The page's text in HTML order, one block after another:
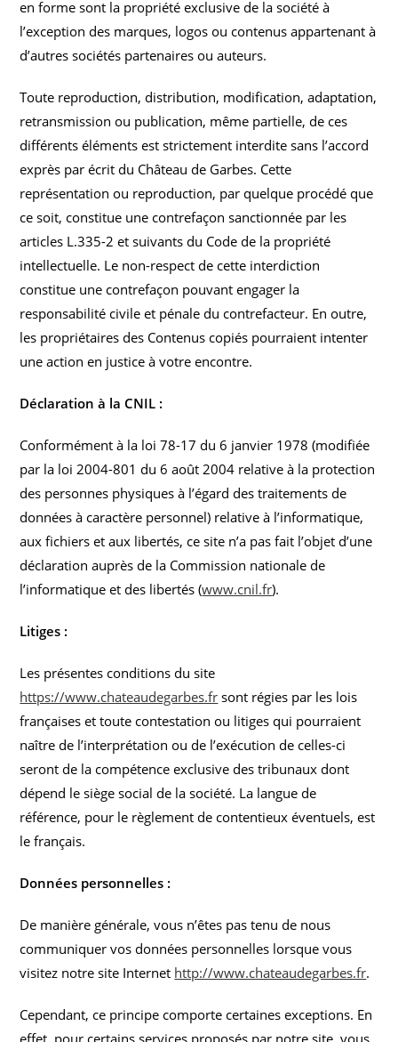
en forme sont la propriété exclusive de la société à
l’exception des marques, logos ou contenus appartenant à
d’autres sociétés partenaires ou auteurs.
Toute reproduction, distribution, modification, adaptation,
retransmission ou publication, même partielle, de ces
différents éléments est strictement interdite sans l’accord
exprès par écrit du Château de Garbes. Cette
représentation ou reproduction, par quelque procédé que
ce soit, constitue une contrefaçon sanctionnée par les
articles L.335-2 et suivants du Code de la propriété
intellectuelle. Le non-respect de cette interdiction
constitue une contrefaçon pouvant engager la
responsabilité civile et pénale du contrefacteur. En outre,
les propriétaires des Contenus copiés pourraient intenter
une action en justice à votre encontre.
Déclaration à la CNIL :
Conformément à la loi 78-17 du 6 janvier 1978 (modifiée
par la loi 2004-801 du 6 août 2004 relative à la protection
des personnes physiques à l’égard des traitements de
données à caractère personnel) relative à l’informatique,
aux fichiers et aux libertés, ce site n’a pas fait l’objet d’une
déclaration auprès de la Commission nationale de
l’informatique et des libertés (www.cnil.fr).
Litiges :
Les présentes conditions du site
https://www.chateaudegarbes.fr sont régies par les lois
françaises et toute contestation ou litiges qui pourraient
naître de l’interprétation ou de l’exécution de celles-ci
seront de la compétence exclusive des tribunaux dont
dépend le siège social de la société. La langue de
référence, pour le règlement de contentieux éventuels, est
le français.
Données personnelles :
De manière générale, vous n’êtes pas tenu de nous
communiquer vos données personnelles lorsque vous
visitez notre site Internet http://www.chateaudegarbes.fr.
Cependant, ce principe comporte certaines exceptions. En
effet, pour certains services proposés par notre site, vous